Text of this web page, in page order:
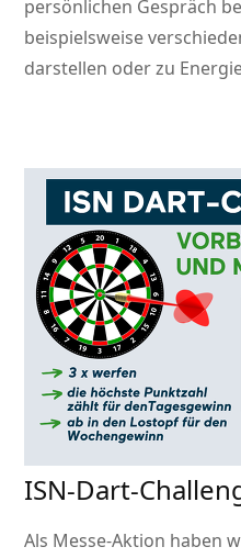
persönlichen Gespräch
beispielsweise
darstellen oder zu
ISN-Dart-
Als Messe-Aktion haben